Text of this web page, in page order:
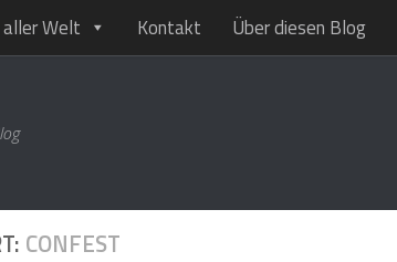
Welt Kontakt Über diesen Blog
CONFEST